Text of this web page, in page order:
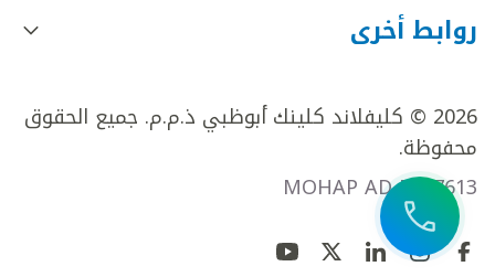
روابط أخرى
2026 © كليفلاند كلينك أبوظبي ذ.م.م. جميع الحقوق
محفوظة.
MOHAP AD FR27613